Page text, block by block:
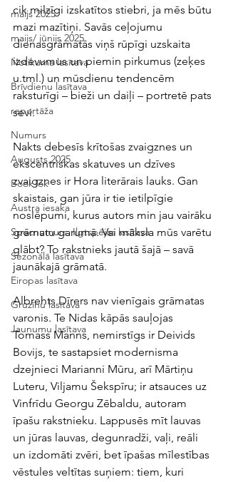
maijs 2025
maijs/ jūnijs 2025
Notikuma lasītava
Brīvdienu lasītava
reportāža
Numurs
Augusts 2025
BookTok
Austra iesaka
Specnumurs: Ilgtspējas lasītava
Sezonālā lasītava
Eiropas lasītava
Gruzīnu lasītava
Jaunumu lasītava
cik milzīgi izskatītos stiebri, ja mēs būtu
mazi mazītiņi. Savās ceļojumu
dienasgrāmatās viņš rūpīgi uzskaita
izdevumus un piemin pirkumus (zeķes
u.tml.) un mūsdienu tendencēm
raksturīgi – bieži un daiļi – portretē pats
sevi.
Nakts debesīs krītošas zvaigznes un
ekscentriskas skatuves un dzīves
zvaigznes ir Hora literārais lauks. Gan
skaistais, gan jūra ir tie ietilpīgie
noslēpumi, kurus autors min jau vairāku
grāmatu garumā. Vai māksla mūs varētu
glābt? To rakstnieks jautā šajā – savā
jaunākajā grāmatā.
Albrehts Dīrers nav vienīgais grāmatas
varonis. Te Nidas kāpās sauļojas
Tomass Manns, nemirstīgs ir Deivids
Bovijs, te sastapsiet modernisma
dzejnieci Marianni Mūru, arī Mārtiņu
Luteru, Viljamu Šekspīru; ir atsauces uz
Vinfrīdu Georgu Zēbaldu, autoram
īpašu rakstnieku. Lappusēs mīt lauvas
un jūras lauvas, degunradži, vaļi, reāli
un izdomāti zvēri, bet īpašas mīlestības
vēstules veltītas suņiem: tiem, kuri